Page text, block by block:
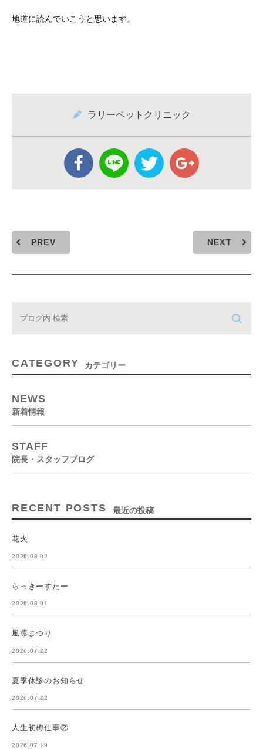
地道に読んでいこうと思います。
ラリーペットクリニック
PREV NEXT
CATEGORY カテゴリー
NEWS
新着情報
STAFF
院長・スタッフブログ
RECENT POSTS 最近の投稿
花火
2026.08.02
らっきーすたー
2026.08.01
風凛まつり
2026.07.22
夏季休診のお知らせ
2026.07.22
人生初梅仕事②
2026.07.19